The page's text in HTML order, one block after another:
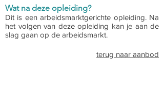
Wat na deze opleiding?
Dit is een arbeidsmarktgerichte opleiding. Na
het volgen van deze opleiding kan je aan de
slag gaan op de arbeidsmarkt.
terug naar aanbod